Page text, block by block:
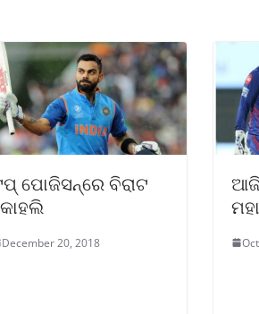
ପୋଜିସନ୍ରେ ବିରାଟ
December 20, 2018
ଆଜି